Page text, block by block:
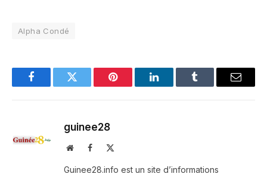
Alpha Condé
FacebookTwitter Pinterest LinkedInTumblr Email
guinee28
WebsiteFacebook
Guinee28.info est un site d’informations